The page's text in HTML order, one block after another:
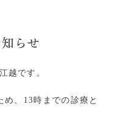
らせ
越です。
、13時までの診療と